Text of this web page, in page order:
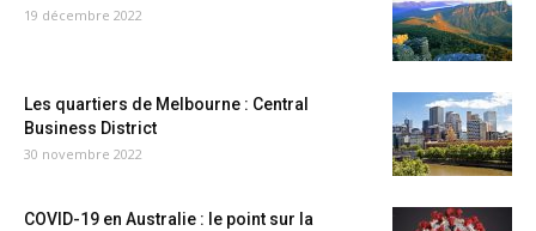
19 décembre 2022
Les quartiers de Melbourne : Central
Business District
30 novembre 2022
COVID-19 en Australie : le point sur la